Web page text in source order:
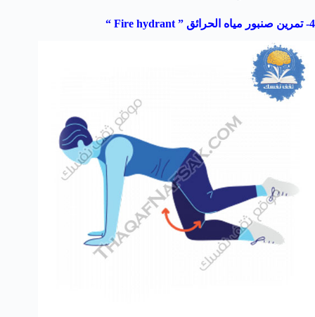
4- تمرين صنبور مياه الحرائق ” Fire hydrant
“